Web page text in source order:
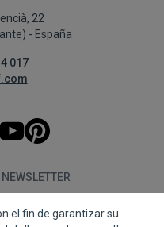
22
- España
017
el fin de garantizar su